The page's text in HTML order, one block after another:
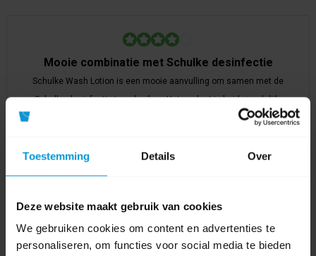
Toestemming Details Over
Deze website maakt gebruik van cookies
We gebruiken cookies om content en advertenties te
personaliseren, om functies voor social media te bieden
Mooie combinatie met Schulke desinfectie
Schulke Wash Lotion is een mooie aanvulling om samen met de
Schulke desinfectie te gebruiken. Het product is huidvriendelijk,
beschermt, en heel belangrijk vrij van geur
Geen geur
aparte dispenser nodig voor optimaal gebruik